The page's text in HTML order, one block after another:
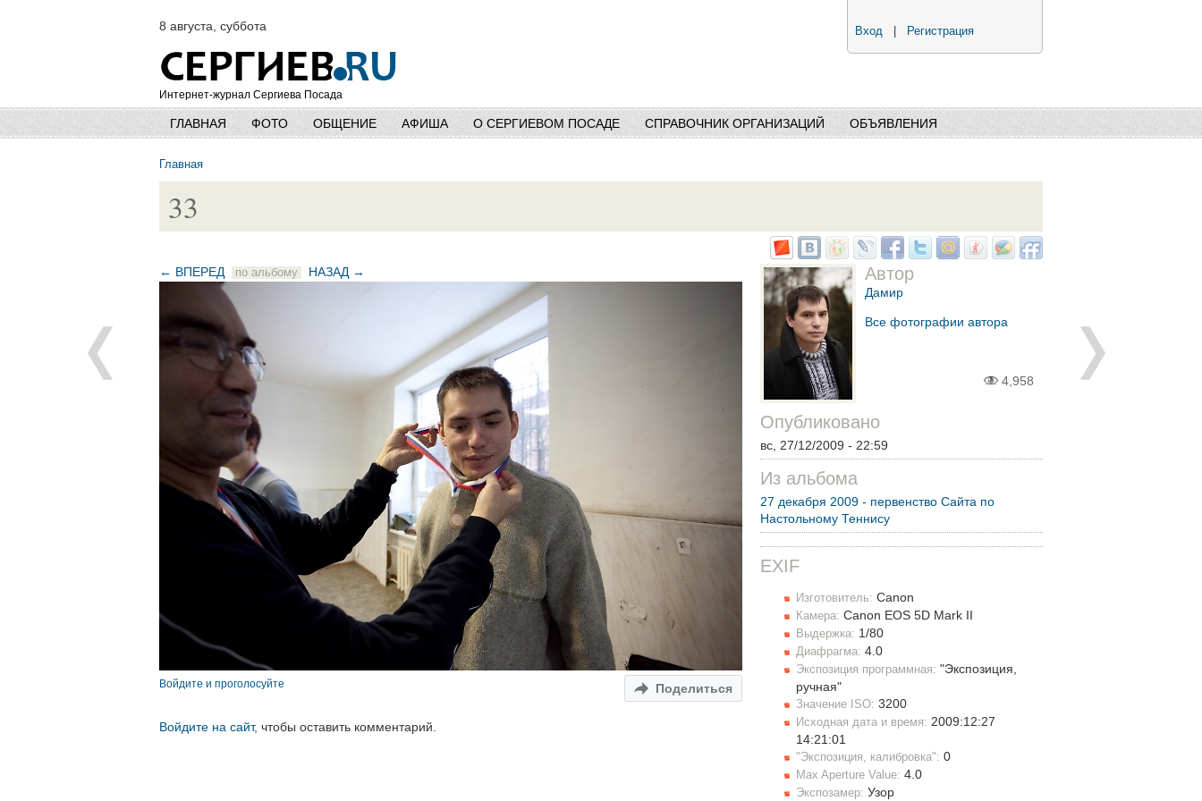
8 августа, суббота
Интернет-журнал Сергиева Посада
Вход Регистрация
ГЛАВНАЯ ФОТО ОБЩЕНИЕ АФИША О СЕРГИЕВОМ ПОСАДЕ СПРАВОЧНИК ОРГАНИЗАЦИЙ ОБЪЯВЛЕНИЯ
Главная
33
← ВПЕРЕД по альбому НАЗАД →
Поделиться
Войдите и проголосуйте
Войдите на сайт, чтобы оставить комментарий.
Автор
Дамир
Все фотографии автора
4,958
Опубликовано
вс, 27/12/2009 - 22:59
Из альбома
27 декабря 2009 - первенство Сайта по
Настольному Теннису
EXIF
Изготовитель: Canon
Камера: Canon EOS 5D Mark II
Выдержка: 1/80
Диафрагма: 4.0
Экспозиция программная: "Экспозиция,
ручная"
Значение ISO: 3200
Исходная дата и время: 2009:12:27
14:21:01
"Экспозиция, калибровка": 0
Max Aperture Value: 4.0
Экспозамер: Узор